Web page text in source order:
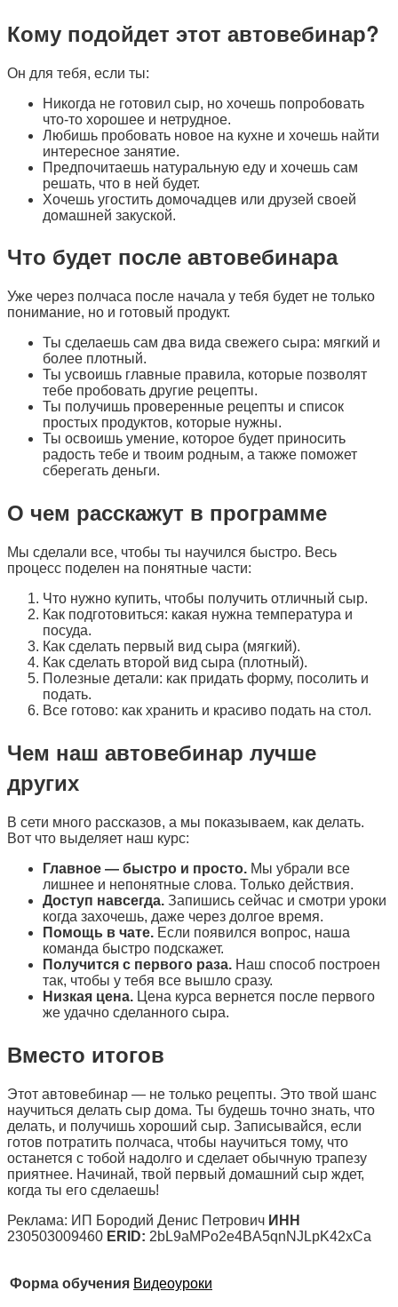
Кому подойдет этот автовебинар?
Он для тебя, если ты:
Никогда не готовил сыр, но хочешь попробовать
что-то хорошее и нетрудное.
Любишь пробовать новое на кухне и хочешь найти
интересное занятие.
Предпочитаешь натуральную еду и хочешь сам
решать, что в ней будет.
Хочешь угостить домочадцев или друзей своей
домашней закуской.
Что будет после автовебинара
Уже через полчаса после начала у тебя будет не только
понимание, но и готовый продукт.
Ты сделаешь сам два вида свежего сыра: мягкий и
более плотный.
Ты усвоишь главные правила, которые позволят
тебе пробовать другие рецепты.
Ты получишь проверенные рецепты и список
простых продуктов, которые нужны.
Ты освоишь умение, которое будет приносить
радость тебе и твоим родным, а также поможет
сберегать деньги.
О чем расскажут в программе
Мы сделали все, чтобы ты научился быстро. Весь
процесс поделен на понятные части:
Что нужно купить, чтобы получить отличный сыр.
Как подготовиться: какая нужна температура и
посуда.
Как сделать первый вид сыра (мягкий).
Как сделать второй вид сыра (плотный).
Полезные детали: как придать форму, посолить и
подать.
Все готово: как хранить и красиво подать на стол.
Чем наш автовебинар лучше
других
В сети много рассказов, а мы показываем, как делать.
Вот что выделяет наш курс:
Главное — быстро и просто. Мы убрали все
лишнее и непонятные слова. Только действия.
Доступ навсегда. Запишись сейчас и смотри уроки
когда захочешь, даже через долгое время.
Помощь в чате. Если появился вопрос, наша
команда быстро подскажет.
Получится с первого раза. Наш способ построен
так, чтобы у тебя все вышло сразу.
Низкая цена. Цена курса вернется после первого
же удачно сделанного сыра.
Вместо итогов
Этот автовебинар — не только рецепты. Это твой шанс
научиться делать сыр дома. Ты будешь точно знать, что
делать, и получишь хороший сыр. Записывайся, если
готов потратить полчаса, чтобы научиться тому, что
останется с тобой надолго и сделает обычную трапезу
приятнее. Начинай, твой первый домашний сыр ждет,
когда ты его сделаешь!
Реклама: ИП Бородий Денис Петрович ИНН
230503009460 ERID: 2bL9aMPo2e4BA5qnNJLpK42xCa
Форма обучения Видеоуроки